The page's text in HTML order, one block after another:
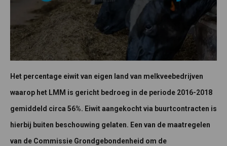
Het percentage eiwit van eigen land van melkveebedrijven
waarop het LMM is gericht bedroeg in de periode 2016-2018
gemiddeld circa 56%. Eiwit aangekocht via buurtcontracten is
hierbij buiten beschouwing gelaten. Een van de maatregelen
van de Commissie Grondgebondenheid om de